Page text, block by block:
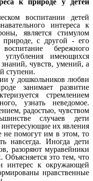
к природе у детей
воспитании детей
интереса к
является стимулом
природе, с другой - его
бережного
имеющихся
чувств, умений, а
ступени.
у дошкольников любви
занимает развитие
стремлением
узнать неведомое.
радостью, чувством
случаев дети
интересующие их явления
не помогут им в этом, то
навсегда. Иногда дети
разоряют муравейники
это тем, что
интерес к окружающей
нравственные